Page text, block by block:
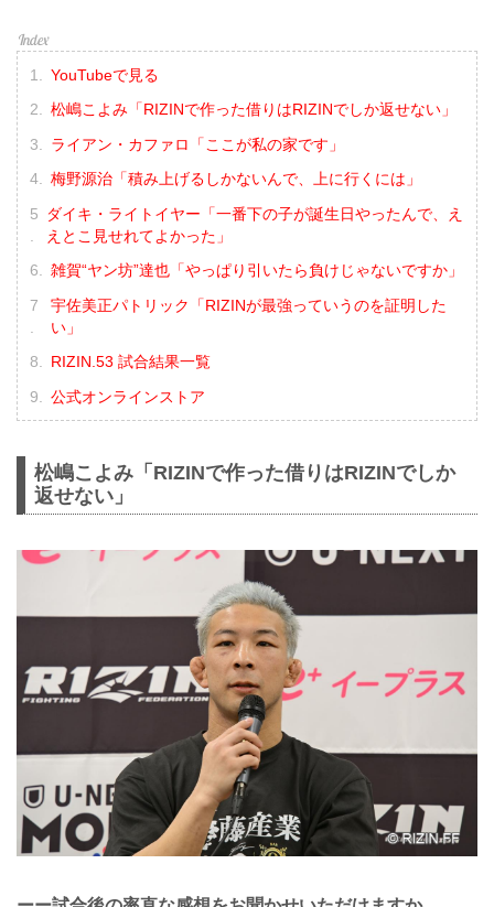
YouTubeで見る
松嶋こよみ「RIZINで作った借りはRIZINでしか返せない」
ライアン・カファロ「ここが私の家です」
梅野源治「積み上げるしかないんで、上に行くには」
ダイキ・ライトイヤー「一番下の子が誕生日やったんで、え
えとこ見せれてよかった」
雑賀“ヤン坊”達也「やっぱり引いたら負けじゃないですか」
宇佐美正パトリック「RIZINが最強っていうのを証明した
い」
RIZIN.53 試合結果一覧
公式オンラインストア
松嶋こよみ「RIZINで作った借りはRIZINでしか
返せない」